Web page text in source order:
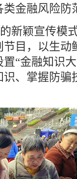
金融风险防
新颖宣传模
目，以生动
“金融知识
、掌握防骗